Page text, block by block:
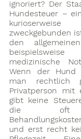
ignoriert? Der
Hundesteuer –
zweckgebunden
den
medizinische
Wenn der
man rechtlich
Privatperson mit
gibt keine
die oft
und erst recht